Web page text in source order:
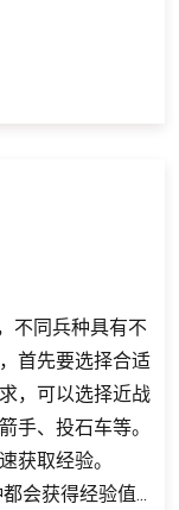
不同兵种具有不
首先要选择合适
，可以选择近战
手、投石车等。
获取经验。
会获得经验值...